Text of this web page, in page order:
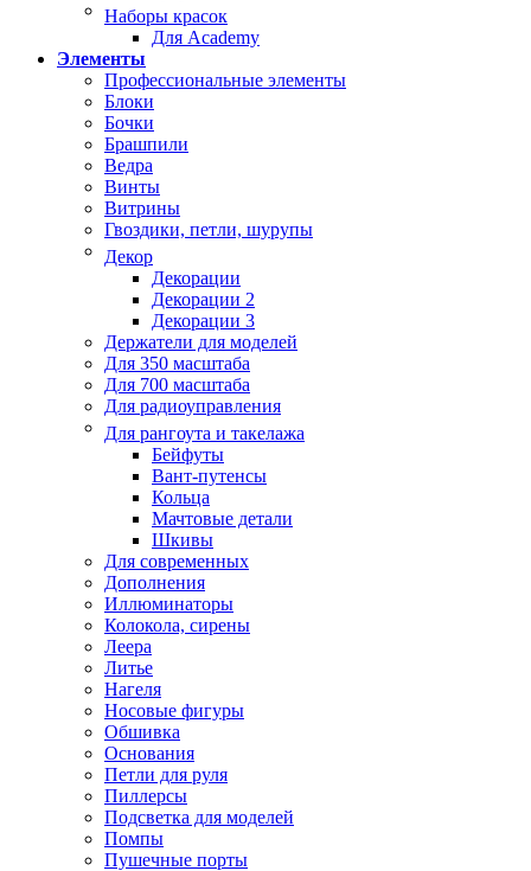
Наборы красок
Для Academy
Элементы
Профессиональные элементы
Блоки
Бочки
Брашпили
Ведра
Винты
Витрины
Гвоздики, петли, шурупы
Декор
Декорации
Декорации 2
Декорации 3
Держатели для моделей
Для 350 масштаба
Для 700 масштаба
Для радиоуправления
Для рангоута и такелажа
Бейфуты
Вант-путенсы
Кольца
Мачтовые детали
Шкивы
Для современных
Дополнения
Иллюминаторы
Колокола, сирены
Леера
Литье
Нагеля
Носовые фигуры
Обшивка
Основания
Петли для руля
Пиллерсы
Подсветка для моделей
Помпы
Пушечные порты